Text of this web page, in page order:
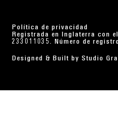
Política de privacidad
Registrada en Inglaterra con
233011035. Número de
Designed & Built by Studio